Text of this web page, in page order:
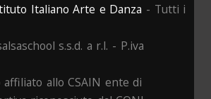
Italiano Arte e Danza - Tutti i
s.s.d. a r.l. - P.iva
allo CSAIN ente di